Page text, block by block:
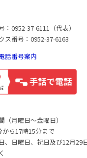
：0952-37-6111（代表）
ス番号：0952-37-6163
話番号案内
（月曜日〜金曜日）
から17時15分まで
、日曜日、祝日及び12月29